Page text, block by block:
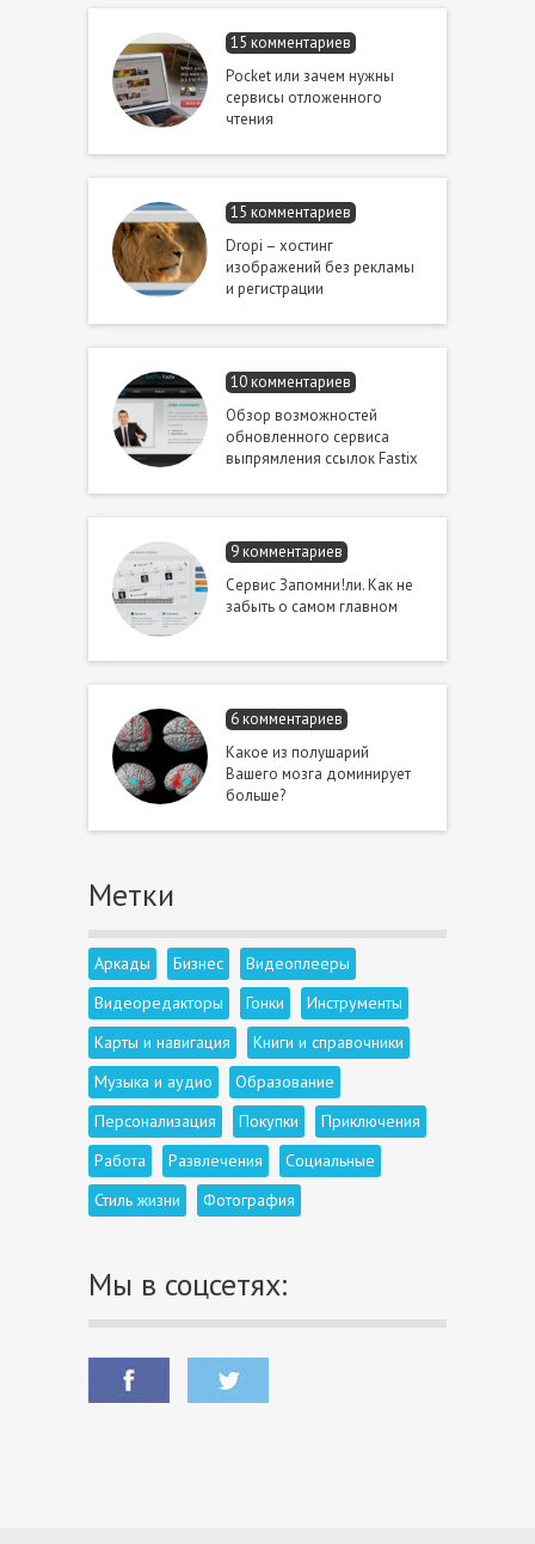
15 комментариев
Pocket или зачем нужны
сервисы отложенного
чтения
15 комментариев
Dropi – хостинг
изображений без рекламы
и регистрации
10 комментариев
Обзор возможностей
обновленного сервиса
выпрямления ссылок Fastix
9 комментариев
Сервис Запомни!ли. Как не
забыть о самом главном
6 комментариев
Какое из полушарий
Вашего мозга доминирует
больше?
Метки
Аркады Бизнес
Видеоплееры
Видеоредакторы
Гонки
Инструменты
Карты и навигация
Книги и справочники
Музыка и аудио
Образование
Персонализация
Покупки
Приключения
Работа
Развлечения
Социальные
Стиль жизни
Фотография
Мы в соцсетях: